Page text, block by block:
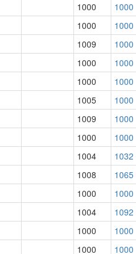
1000 1000
1000 1000
1009 1000
1000 1000
1000 1000
1005 1000
1009 1000
1000 1000
1004 1032
1008 1065
1000 1000
1004 1092
1000 1000
1000 1000